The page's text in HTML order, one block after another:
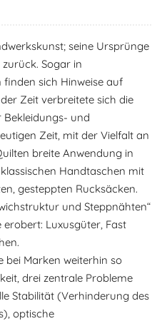
seine Ursprünge
Sogar in
sich Hinweise auf
Zeit verbreitete sich die
Bekleidungs- und
Zeit, mit der Vielfalt an
breite Anwendung in
Handtaschen mit
gesteppten Rucksäcken.
und Steppnähten“
Luxusgüter, Fast
bei Marken weiterhin so
drei zentrale Probleme
Stabilität (Verhinderung des
optische